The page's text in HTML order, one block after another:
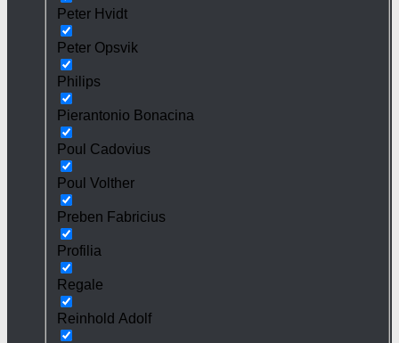
Peter Hvidt
Peter Opsvik
Philips
Pierantonio Bonacina
Poul Cadovius
Poul Volther
Preben Fabricius
Profilia
Regale
Reinhold Adolf